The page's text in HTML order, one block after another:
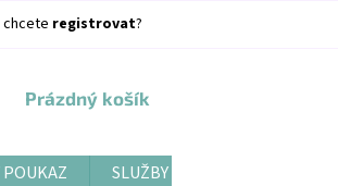
chcete registrovat?
NÁKUPNÍ
Prázdný košík
POUKAZ SLUŽBY